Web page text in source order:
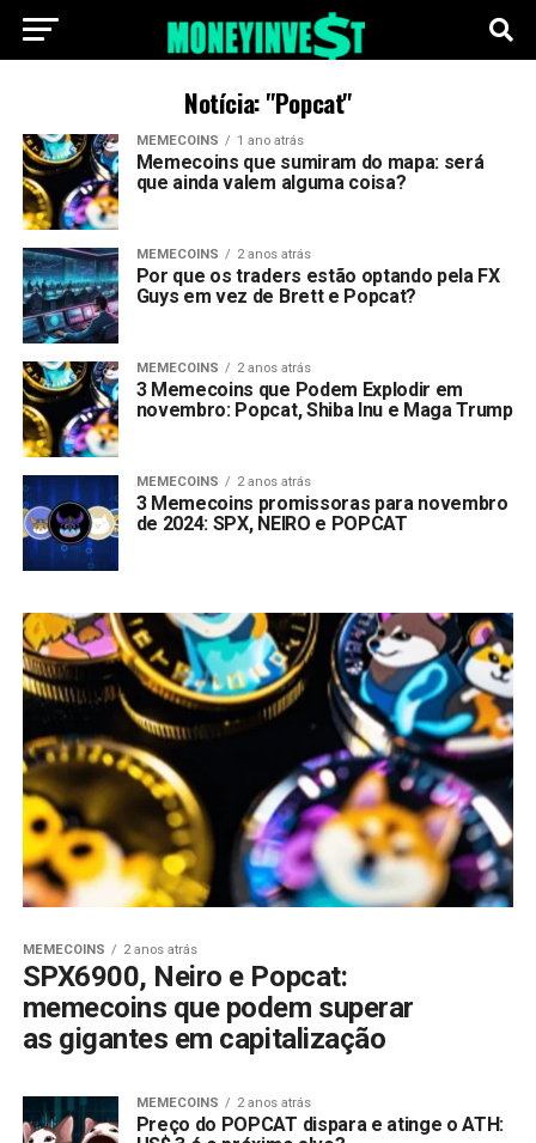
Notícia: "Popcat"
MEMECOINS 1 ano atrás
Memecoins que sumiram do mapa: será
que ainda valem alguma coisa?
MEMECOINS 2 anos atrás
Por que os traders estão optando pela FX
Guys em vez de Brett e Popcat?
MEMECOINS 2 anos atrás
3 Memecoins que Podem Explodir em
novembro: Popcat, Shiba Inu e Maga Trump
MEMECOINS 2 anos atrás
3 Memecoins promissoras para novembro
de 2024: SPX, NEIRO e POPCAT
MEMECOINS 2 anos atrás
SPX6900, Neiro e Popcat:
memecoins que podem superar
as gigantes em capitalização
MEMECOINS 2 anos atrás
Preço do POPCAT dispara e atinge o ATH: